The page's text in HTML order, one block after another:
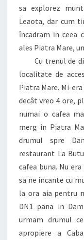
sa explorez
Leaota, dar cum
încadram in ceea
ales Piatra Mare,
Cu trenul de
localitate de
Piatra Mare. Mi-
decât vreo 4 ore,
numai o cafea
merg in Piatra
drumul spre
restaurant La
cafea buna. Nu
sa ne incante cu
la ora aia pentru
DN1 pana in
urmam drumul
apropiere a